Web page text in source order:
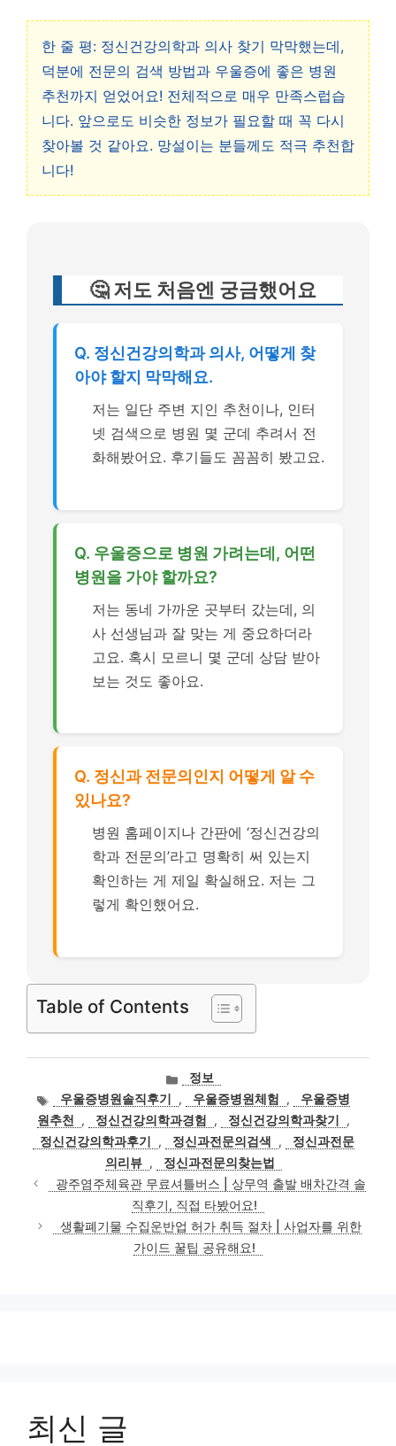
한 줄 평: 정신건강의학과 의사 찾기 막막했는데,
덕분에 전문의 검색 방법과 우울증에 좋은 병원
추천까지 얻었어요! 전체적으로 매우 만족스럽습
니다. 앞으로도 비슷한 정보가 필요할 때 꼭 다시
찾아볼 것 같아요. 망설이는 분들께도 적극 추천합
니다!
🤔 저도 처음엔 궁금했어요
Q. 정신건강의학과 의사, 어떻게 찾
아야 할지 막막해요.
저는 일단 주변 지인 추천이나, 인터
넷 검색으로 병원 몇 군데 추려서 전
화해봤어요. 후기들도 꼼꼼히 봤고요.
Q. 우울증으로 병원 가려는데, 어떤
병원을 가야 할까요?
저는 동네 가까운 곳부터 갔는데, 의
사 선생님과 잘 맞는 게 중요하더라
고요. 혹시 모르니 몇 군데 상담 받아
보는 것도 좋아요.
Q. 정신과 전문의인지 어떻게 알 수
있나요?
병원 홈페이지나 간판에 ‘정신건강의
학과 전문의’라고 명확히 써 있는지
확인하는 게 제일 확실해요. 저는 그
렇게 확인했어요.
Table of Contents
카
고
리
정보
태
그
우울증병원솔직후기 , 우울증병원체험 ,
우울증병
원추천
, 정신건강의학과경험 , 정신건강의학과찾기
,
정신건강의학과후기
, 정신과전문의검색 ,
정신과전문
의리뷰 ,
정신과전문의찾는법
광주염주체육관 무료셔틀버스 | 상무역 출발 배차간격 솔
직후기, 직접 타봤어요!
생활폐기물 수집운반업 허가 취득 절차 | 사업자를 위한
가이드 꿀팁 공유해요!
최신 글